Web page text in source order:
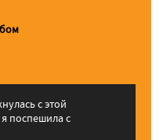
с этой
поспешила с